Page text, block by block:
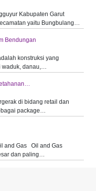
Kabupaten Garut
yaitu Bungbulang…
Bendungan
konstruksi yang
waduk, danau,…
di bidang retail dan
package…
and Gas Oil and Gas
dan paling…